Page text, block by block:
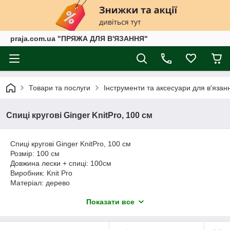
praja.com.ua "ПРЯЖА ДЛЯ В'ЯЗАННЯ"
Товари та послуги Інструменти та аксесуари для
Спиці кругові Ginger KnitPro, 100 см
Спиці кругові Ginger KnitPro, 100 см
Розмір: 100 см
Довжина лески + спиці: 100см
Виробник: Knit Pro
Матеріал: дерево
поверхня, яка забезпечує хороше ковзання при в'язанні,
Показати все